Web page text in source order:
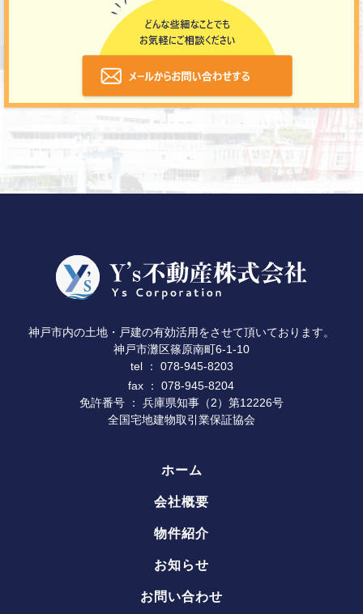
神戸市内の土地・戸建の有効活用をさせて頂いております。
神戸市灘区篠原南町6-1-10
tel ： 078-945-8203
fax ： 078-945-8204
免許番号 ： 兵庫県知事（2）第12226号
全国宅地建物取引業保証協会
ホーム
会社概要
物件紹介
お知らせ
お問い合わせ